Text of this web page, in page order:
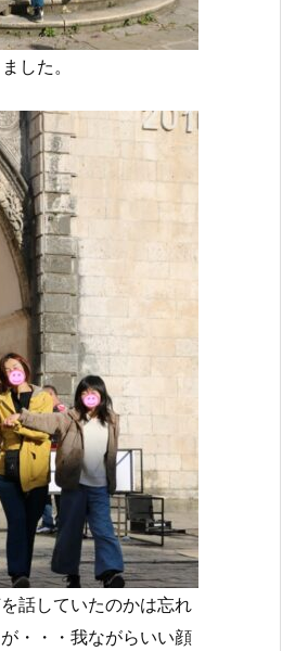
した。
話していたのかは忘れ
・・・我ながらいい顔